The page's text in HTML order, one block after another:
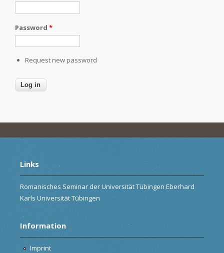
Password *
Request new password
Links
Romanisches Seminar der Universität Tübingen Eberhard
Karls Universität Tübingen
Information
Imprint